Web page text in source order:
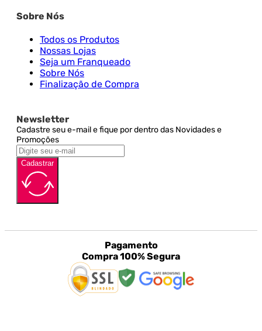
Sobre Nós
Todos os Produtos
Nossas Lojas
Seja um Franqueado
Sobre Nós
Finalização de Compra
Newsletter
Cadastre seu e-mail e fique por dentro das Novidades e
Promoções
Cadastrar
Pagamento
Compra 100% Segura